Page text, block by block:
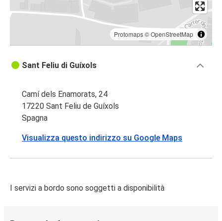
Protomaps©OpenStreetMap
Sant Feliu di Guíxols
Camí dels Enamorats, 24
17220 Sant Feliu de Guíxols
Spagna
Visualizza questo indirizzo su Google Maps
I servizi a bordo sono soggetti a disponibilità